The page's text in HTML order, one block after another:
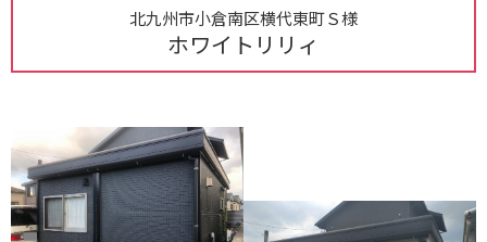
北九州市小倉南区横代東町Ｓ様
ホワイトリリィ